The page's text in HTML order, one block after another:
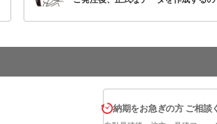
納期をお急ぎの方 ご相談